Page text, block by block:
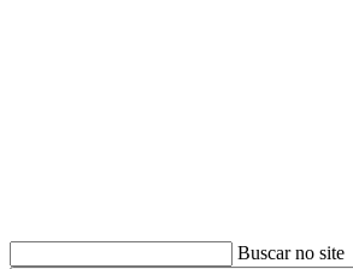
Buscar no site